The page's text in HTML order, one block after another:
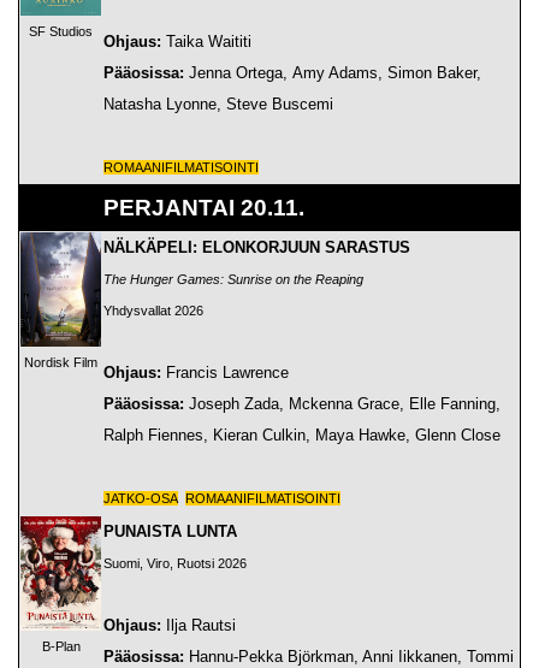
SF Studios
Ohjaus: Taika Waititi
Pääosissa: Jenna Ortega, Amy Adams, Simon Baker,
Natasha Lyonne, Steve Buscemi
ROMAANIFILMATISOINTI
PERJANTAI 20.11.
Nordisk Film
NÄLKÄPELI: ELONKORJUUN SARASTUS
The Hunger Games: Sunrise on the Reaping
Yhdysvallat 2026
Ohjaus: Francis Lawrence
Pääosissa: Joseph Zada, Mckenna Grace, Elle Fanning,
Ralph Fiennes, Kieran Culkin, Maya Hawke, Glenn Close
JATKO-OSA ROMAANIFILMATISOINTI
B-Plan
PUNAISTA LUNTA
Suomi, Viro, Ruotsi 2026
Ohjaus: Ilja Rautsi
Pääosissa: Hannu-Pekka Björkman, Anni Iikkanen, Tommi